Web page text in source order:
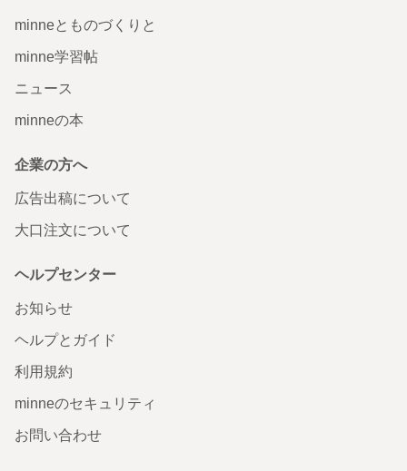
minneとものづくりと
minne学習帖
ニュース
minneの本
企業の方へ
広告出稿について
大口注文について
ヘルプセンター
お知らせ
ヘルプとガイド
利用規約
minneのセキュリティ
お問い合わせ